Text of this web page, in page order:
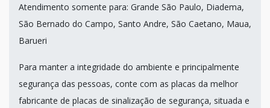
Atendimento somente para: Grande São Paulo, Diadema,
São Bernado do Campo, Santo Andre, São Caetano, Maua,
Barueri
Para manter a integridade do ambiente e principalmente
segurança das pessoas, conte com as placas da melhor
fabricante de placas de sinalização de segurança, situada e